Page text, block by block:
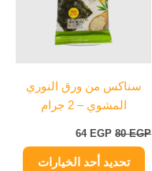
سناكس من ورق النوري
المشوي – 2 جرام
80EGP
64 EGP
تحديد أحد الخيارات
اختيار
الخيارات
صفحة
المنتج